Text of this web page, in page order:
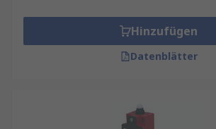
Hinzufügen
Datenblätter